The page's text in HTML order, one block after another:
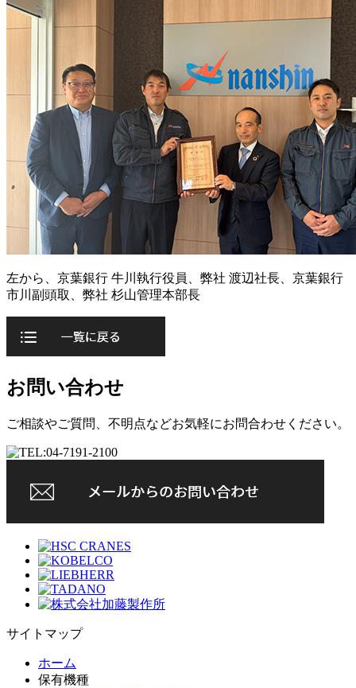
左から、京葉銀行 牛川執行役員、弊社 渡辺社長、京葉銀行
市川副頭取、弊社 杉山管理本部長
お問い合わせ
ご相談やご質問、不明点などお気軽にお問合わせください。
サイトマップ
ホーム
保有機種